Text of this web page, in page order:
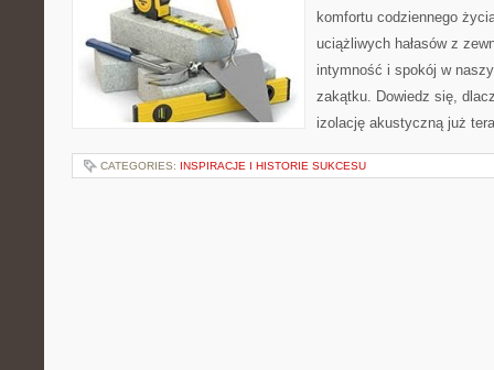
komfortu codziennego
uciążliwych hałasów z
intymność i spokój w
zakątku. Dowiedz się,
izolację akustyczną już
CATEGORIES: INSPIRACJE I HISTORIE SUKCESU